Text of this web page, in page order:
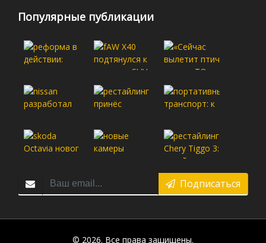
Популярные публикации
Подписаться
© 2026. Все права защищены.